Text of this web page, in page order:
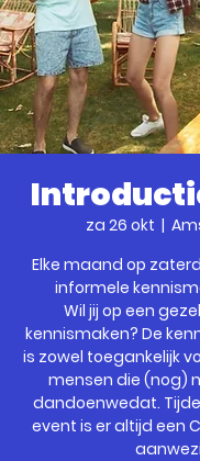
za 26 okt
  |
Elke maand op
informele
Wil jij op een
kennismaken? De
is zowel toegankelijk
mensen die (nog)
dandoenwedat.
event is er altijd een